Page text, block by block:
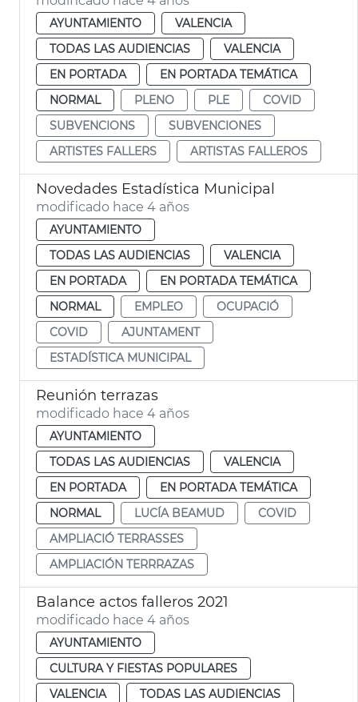
AYUNTAMIENTO
VALENCIA
TODAS LAS AUDIENCIAS
VALENCIA
EN PORTADA
EN PORTADA TEMÁTICA
NORMAL
PLENO PLE
COVID
SUBVENCIONS
SUBVENCIONES
ARTISTES FALLERS
ARTISTAS FALLEROS
Novedades Estadística Municipal
modificado hace 4 años
AYUNTAMIENTO
TODAS LAS AUDIENCIAS
VALENCIA
EN PORTADA
EN PORTADA TEMÁTICA
NORMAL
EMPLEO
OCUPACIÓ
COVID
AJUNTAMENT
ESTADÍSTICA MUNICIPAL
Reunión terrazas
modificado hace 4 años
AYUNTAMIENTO
TODAS LAS AUDIENCIAS
VALENCIA
EN PORTADA
EN PORTADA TEMÁTICA
NORMAL
LUCÍA BEAMUD
COVID
AMPLIACIÓ TERRASSES
AMPLIACIÓN TERRRAZAS
Balance actos falleros 2021
modificado hace 4 años
AYUNTAMIENTO
CULTURA Y FIESTAS POPULARES
VALENCIA
TODAS LAS AUDIENCIAS